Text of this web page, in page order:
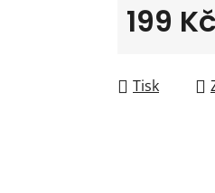
199 Kč
Tisk